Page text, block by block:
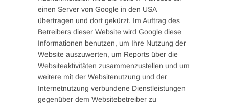
einen Server von Google in den USA
übertragen und dort gekürzt. Im Auftrag des
Betreibers dieser Website wird Google diese
Informationen benutzen, um Ihre Nutzung der
Website auszuwerten, um Reports über die
Websiteaktivitäten zusammenzustellen und um
weitere mit der Websitenutzung und der
Internetnutzung verbundene Dienstleistungen
gegenüber dem Websitebetreiber zu